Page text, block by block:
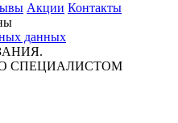
Акции Контакты
данных
СПЕЦИАЛИСТОМ